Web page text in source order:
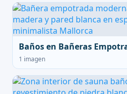
Baños en Bañeras
1 imagen